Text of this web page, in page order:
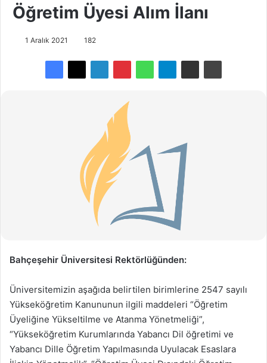
Öğretim Üyesi Alım İlanı
1 Aralık 2021 182
Bahçeşehir Üniversitesi Rektörlüğünden:
Üniversitemizin aşağıda belirtilen birimlerine 2547 sayılı
Yükseköğretim Kanununun ilgili maddeleri “Öğretim
Üyeliğine Yükseltilme ve Atanma Yönetmeliği”,
“Yükseköğretim Kurumlarında Yabancı Dil öğretimi ve
Yabancı Dille Öğretim Yapılmasında Uyulacak Esaslara